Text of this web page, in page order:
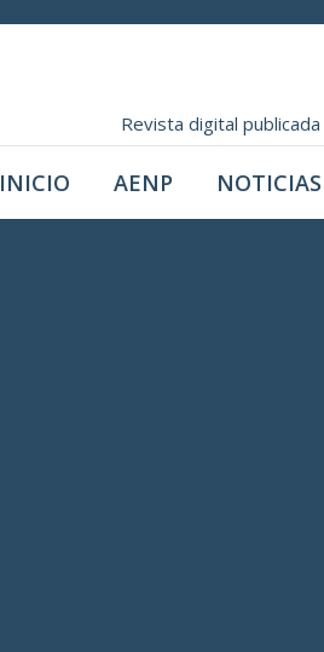
Revista digital
INICIO AENP NOTICIAS